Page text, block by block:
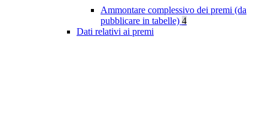
Ammontare complessivo dei premi (da
pubblicare in tabelle) 4
Dati relativi ai premi